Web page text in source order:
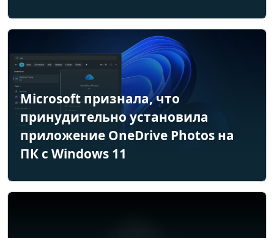
Microsoft признала, что
принудительно установила
приложение OneDrive Photos на
ПК с Windows 11